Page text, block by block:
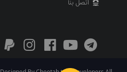
اتصل بنا